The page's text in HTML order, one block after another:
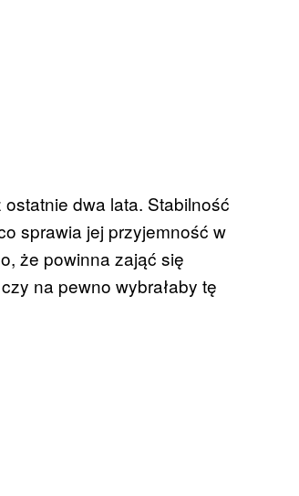
dwa lata. Stabilność
sprawia jej przyjemność w
że powinna zająć się
na pewno wybrałaby tę